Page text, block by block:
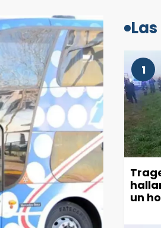
1
un